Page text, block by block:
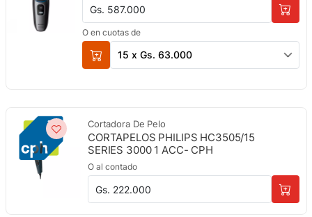
Gs. 587.000
O en cuotas de
15 x Gs. 63.000
Cortadora De Pelo
CORTAPELOS PHILIPS HC3505/15
SERIES 3000 1 ACC- CPH
O al contado
Gs. 222.000